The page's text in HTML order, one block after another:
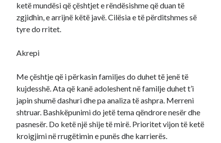
ketë mundësi që çështjet e rëndësishme që duan të
zgjidhin, e arrijnë këtë javë. Cilësia e të përditshmes së
tyre do rritet.
Akrepi
Me çështje që i përkasin familjes do duhet të jenë të
kujdesshë. Ata që kanë adoleshent në familje duhet t’i
japin shumë dashuri dhe pa analiza të ashpra. Merreni
shtruar. Bashkëpunimi do jetë tema qëndrore nesër dhe
pasnesër. Do ketë një shije të mirë. Prioritet vijon të ketë
kroigjimi në rrugëtimin e punës dhe karrierës.